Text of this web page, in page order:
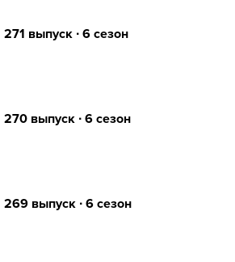
271 выпуск ∙ 6 сезон
270 выпуск ∙ 6 сезон
269 выпуск ∙ 6 сезон